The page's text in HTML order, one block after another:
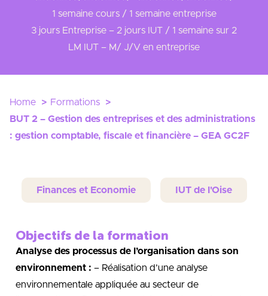
1 semaine cours / 1 semaine entreprise
3 jours Entreprise – 2 jours IUT / 1 semaine sur 2
LM IUT – M/ J/V en entreprise
Home
Formations
BUT 2 – Gestion des entreprises et des administrations
: gestion comptable, fiscale et financière – GEA GC2F
Finances et Economie IUT de l'Oise
Objectifs de la formation
Analyse des processus de l’organisation dans son
environnement : – Réalisation d’une analyse
environnementale appliquée au secteur de